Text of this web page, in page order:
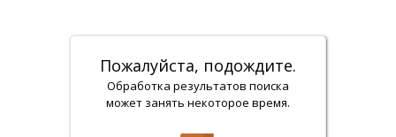
Пожалуйста, подождите.
Обработка результатов поиска
может занять некоторое время.